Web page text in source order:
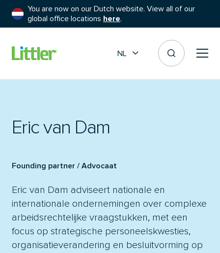
You are now on our Dutch website. View all of our
global office locations here.
NL
Eric van Dam
Founding partner / Advocaat
Eric van Dam adviseert nationale en
internationale ondernemingen over complexe
arbeidsrechtelijke vraagstukken, met een
focus op strategische personeelskwesties,
organisatieverandering en besluitvorming op